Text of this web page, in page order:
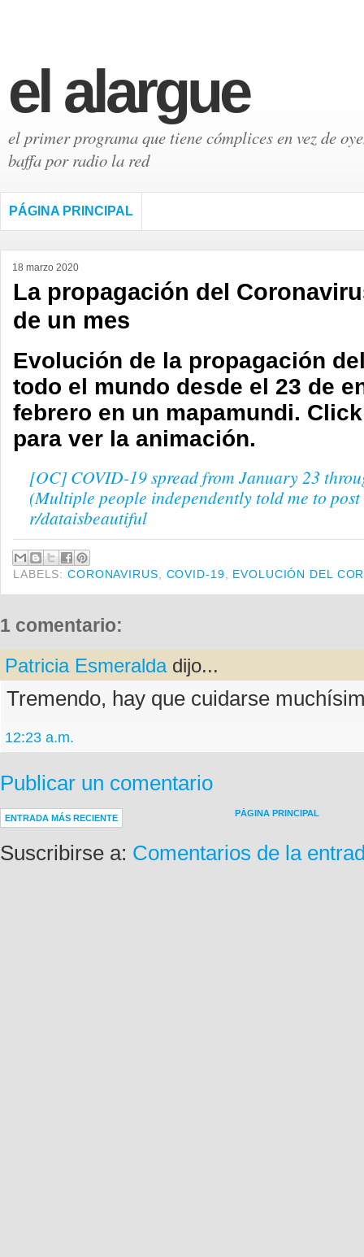
el alargue
el primer programa que tiene cómplices en vez de
baffa por radio la red
PÁGINA PRINCIPAL
18 marzo 2020
La propagación del
de un mes
Evolución de la propagación
todo el mundo desde el 23 de
febrero en un mapamundi.
para ver la animación.
[OC] COVID-19 spread from January 23
(Multiple people independently told me to post
r/dataisbeautiful
LABELS:CORONAVIRUS, COVID-19, EVOLUCIÓN DEL
1 comentario:
Patricia Esmeraldadijo...
Tremendo, hay que cuidarse
12:23 a.m.
Publicar un comentario
ENTRADA MÁS RECIENTE PÁGINA PRINCIPAL
Suscribirse a: Comentarios de la